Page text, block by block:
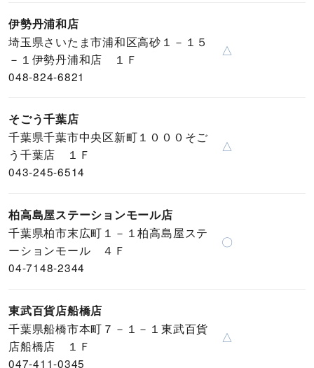
伊勢丹浦和店
埼玉県さいたま市浦和区高砂１－１５
－１伊勢丹浦和店 １Ｆ
048-824-6821
△
そごう千葉店
千葉県千葉市中央区新町１０００そご
う千葉店 １Ｆ
043-245-6514
△
柏高島屋ステーションモール店
千葉県柏市末広町１－１柏高島屋ステ
ーションモール ４Ｆ
04-7148-2344
〇
東武百貨店船橋店
千葉県船橋市本町７－１－１東武百貨
店船橋店 １Ｆ
047-411-0345
△